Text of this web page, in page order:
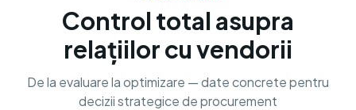
Control total asupra
relațiilor cu vendorii
De la evaluare la optimizare — date concrete pentru
decizii strategice de procurement